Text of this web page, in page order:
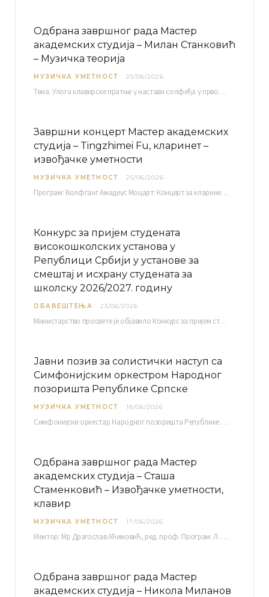
Одбрана завршног рада Мастер
академских студија – Милан Станковић
– Музичка теорија
МУЗИЧКА УМЕТНОСТ 25/06/2026
Тема: Улога клавирске пратње у настави солфеђа у првом циклусу основне музичке школе Ментор…
Завршни концерт Мастер академских
студија – Tingzhimei Fu, кларинет –
извођачке уметности
МУЗИЧКА УМЕТНОСТ 25/06/2026
Програм: Волфганг Амадеус Моцарт: Концерт за кларинет и оркестар, А-дур Ментор Милош Мијатовић, редовни…
Конкурс за пријем студената
високошколских установа у
Републици Србији у установе за
смештај и исхрану студената за
школску 2026/2027. годину
ОБАВЕШТЕЊА 23/06/2026
Министарство просвете је објавило Конкурс за пријем студената високошколских установа у Републици Србији у установе…
Јавни позив за солистички наступ са
Симфонијским оркестром Народног
позоришта Републике Српске
МУЗИЧКА УМЕТНОСТ 18/06/2026
Симфонијски оркестар Народног позоришта Републике Српске расписује јавни позив за учешће у пројекту „CRESCENDO: Нова…
Одбрана завршног рада Мастер
академских студија – Сташа
Стаменковић – Извођачке уметности,
клавир
МУЗИЧКА УМЕТНОСТ 17/06/2026
Ментор: Мр Драгослав Аћимовић, ред. проф. Програм: Л. Ван Бетовен: Соната оп. 31 бр. 2 у…
Одбрана завршног рада Мастер
академских студија – Никола Миланов